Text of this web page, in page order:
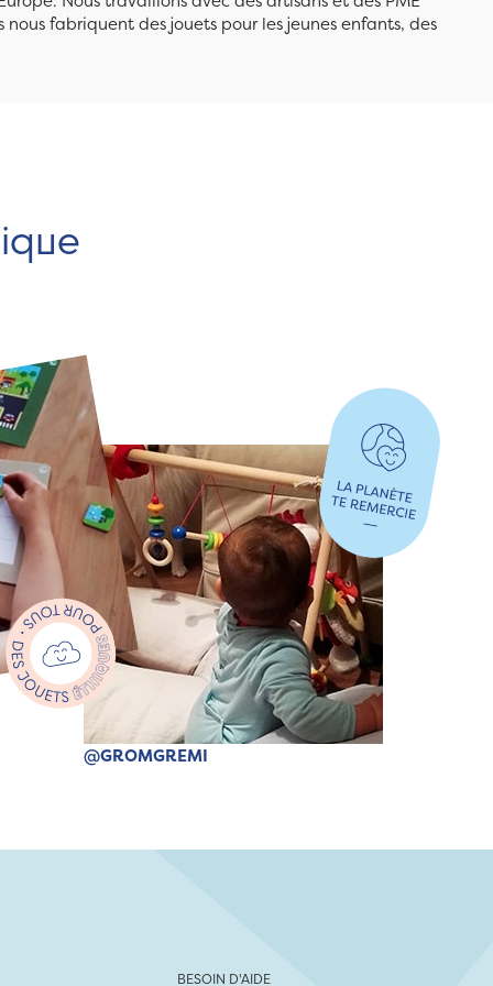
fabriquent des jouets pour les jeunes enfants, des
@GROMGREMI
BESOIN D'AIDE